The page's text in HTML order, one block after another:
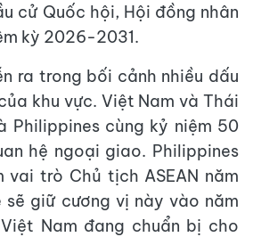
cử Quốc hội, Hội đồng nhân
kỳ 2026-2031.
ra trong bối cảnh nhiều dấu
khu vực. Việt Nam và Thái
Philippines cùng kỷ niệm 50
hệ ngoại giao. Philippines
vai trò Chủ tịch ASEAN năm
sẽ giữ cương vị này vào năm
Nam đang chuẩn bị cho